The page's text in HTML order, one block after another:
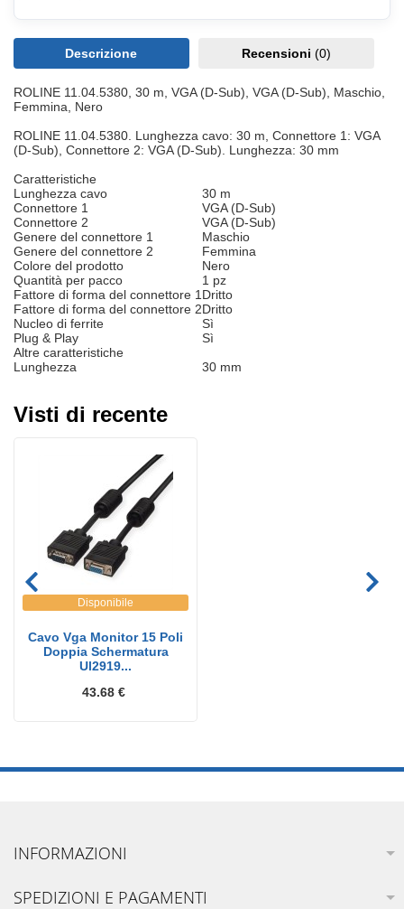
Descrizione Recensioni (0)
ROLINE 11.04.5380, 30 m, VGA (D-Sub), VGA (D-Sub), Maschio,
Femmina, Nero
ROLINE 11.04.5380. Lunghezza cavo: 30 m, Connettore 1: VGA
(D-Sub), Connettore 2: VGA (D-Sub). Lunghezza: 30 mm
Caratteristiche
Lunghezza cavo
30 m
Connettore 1
VGA (D-Sub)
Connettore 2
VGA (D-Sub)
Genere del connettore 1
Maschio
Genere del connettore 2
Femmina
Colore del prodotto
Nero
Quantità per pacco
1 pz
Fattore di forma del connettore 1 Dritto
Fattore di forma del connettore 2Dritto
Nucleo di ferrite
Sì
Plug & Play
Sì
Altre caratteristiche
Lunghezza
30 mm
Visti di recente
Disponibile
Cavo Vga Monitor 15 Poli
Doppia Schermatura
Ul2919...
43.68 €
INFORMAZIONI
SPEDIZIONI E PAGAMENTI